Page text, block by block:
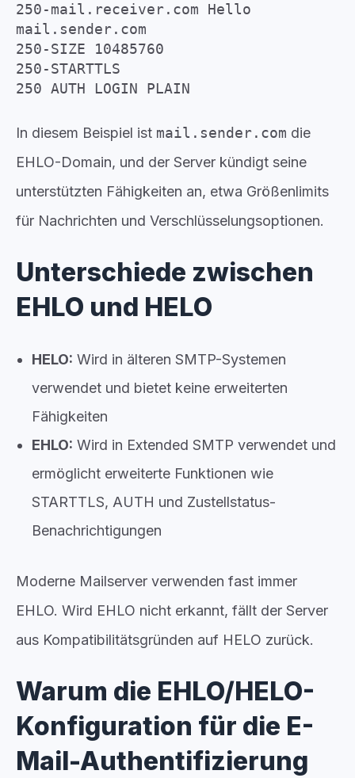
250-mail.receiver.com Hello
mail.sender.com
250-SIZE 10485760
250-STARTTLS
250 AUTH LOGIN PLAIN
In diesem Beispiel ist mail.sender.com die
EHLO-Domain, und der Server kündigt seine
unterstützten Fähigkeiten an, etwa Größenlimits
für Nachrichten und Verschlüsselungsoptionen.
Unterschiede zwischen
EHLO und HELO
HELO: Wird in älteren SMTP-Systemen
verwendet und bietet keine erweiterten
Fähigkeiten
EHLO: Wird in Extended SMTP verwendet und
ermöglicht erweiterte Funktionen wie
STARTTLS, AUTH und Zustellstatus-
Benachrichtigungen
Moderne Mailserver verwenden fast immer
EHLO. Wird EHLO nicht erkannt, fällt der Server
aus Kompatibilitätsgründen auf HELO zurück.
Warum die EHLO/HELO-
Konfiguration für die E-
Mail-Authentifizierung